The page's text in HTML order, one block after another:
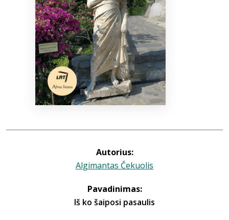
+370 667 80 541
info@elvislab.lt
Autorius:
Algimantas Čekuolis
Pavadinimas:
Iš ko šaiposi pasaulis